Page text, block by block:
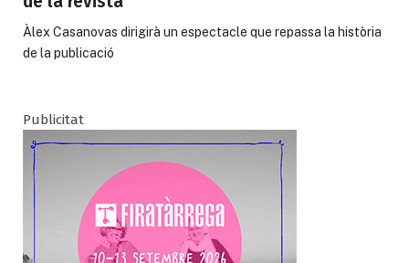
Àlex Casanovas dirigirà un espectacle que repassa la història
de la publicació
Publicitat